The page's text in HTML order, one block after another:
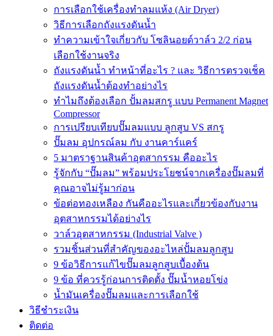
การเลือกใช้เครื่องทำลมแห้ง (Air Dryer)
วิธีการเลือกถังแรงดันน้ำ
ทำความเข้าใจเกี่ยวกับ โซลินอยด์วาล์ว 2/2 ก่อน
เลือกใช้งานจริง
ถังแรงดันน้ำ ทำหน้าที่อะไร ? และ วิธีการตรวจเช็ค
ถังแรงดันน้ำต้องทำอย่างไร
ทำไมถึงต้องเลือก ปั้มลมสกรู แบบ Permanent Magnet
Compressor
การเปรียบเทียบปั๊มลมแบบ ลูกสูบ VS สกรู
ปั๊มลม อุปกรณ์ลม กับ งานคาร์แคร์
5 มาตราฐานสินค้าอุตสากรรม คืออะไร
รู้จักกับ “ปั๊มลม” พร้อมประโยชน์จากเครื่องปั๊มลมที่
คุณอาจไม่รู้มาก่อน
ข้อต่อทองเหลือง กันคืออะไรและเกี่ยวข้องกับงาน
อุตสาหกรรมได้อย่างไร
วาล์วอุตสาหกรรม (Industrial Valve )
รวมชิ้นส่วนที่สำคัญของอะไหล่ปั้มลมลูกสูบ
9 ข้อวิธีการแก้ไขปั๊มลมลูกสูบเบื้องต้น
9 ข้อ ที่ควรรู้ก่อนการติดตั้ง ปั๊มน้ำหอยโข่ง
น้ำมันเครื่องปั๊มลมและการเลือกใช้
วิธีชำระเงิน
ติดต่อ